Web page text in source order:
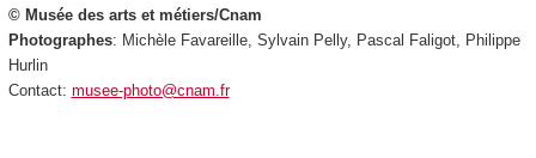
© Musée des arts et métiers/Cnam
Photographes: Michèle Favareille, Sylvain Pelly, Pascal Faligot, Philippe
Hurlin
Contact: musee-photo@cnam.fr